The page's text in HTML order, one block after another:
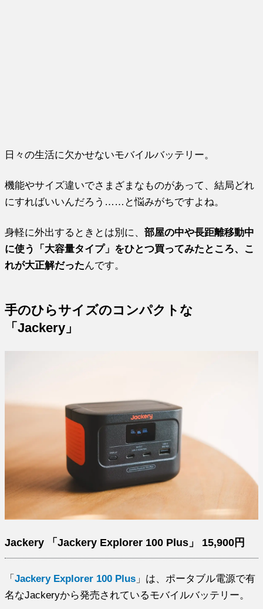
日々の生活に欠かせないモバイルバッテリー。
機能やサイズ違いでさまざまなものがあって、結局どれ
にすればいいんだろう……と悩みがちですよね。
身軽に外出するときとは別に、部屋の中や長距離移動中
に使う「大容量タイプ」をひとつ買ってみたところ、こ
れが大正解だったんです。
手のひらサイズのコンパクトな
「Jackery」
Jackery 「Jackery Explorer 100 Plus」 15,900円
「Jackery Explorer 100 Plus 」は、ポータブル電源で有
名なJackeryから発売されているモバイルバッテリー。